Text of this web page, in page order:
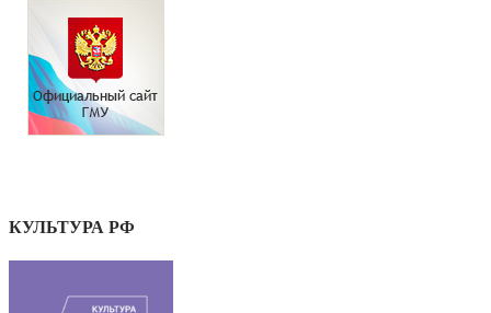
КУЛЬТУРА РФ